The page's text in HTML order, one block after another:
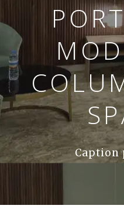
Caption